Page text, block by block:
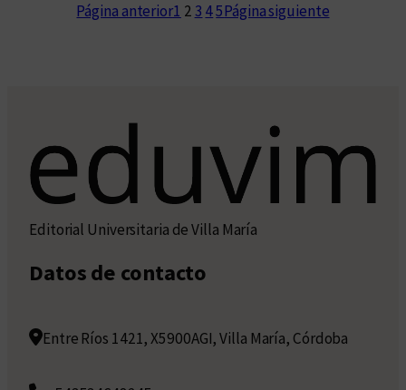
Página anterior1 23 45Página siguiente
Editorial Universitaria de Villa María
Datos de contacto
Entre Ríos 1421, X5900AGI, Villa María, Córdoba